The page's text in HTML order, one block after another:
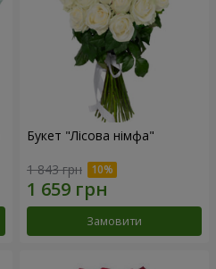
Букет "Лісова німфа"
1 843 грн
Замовити